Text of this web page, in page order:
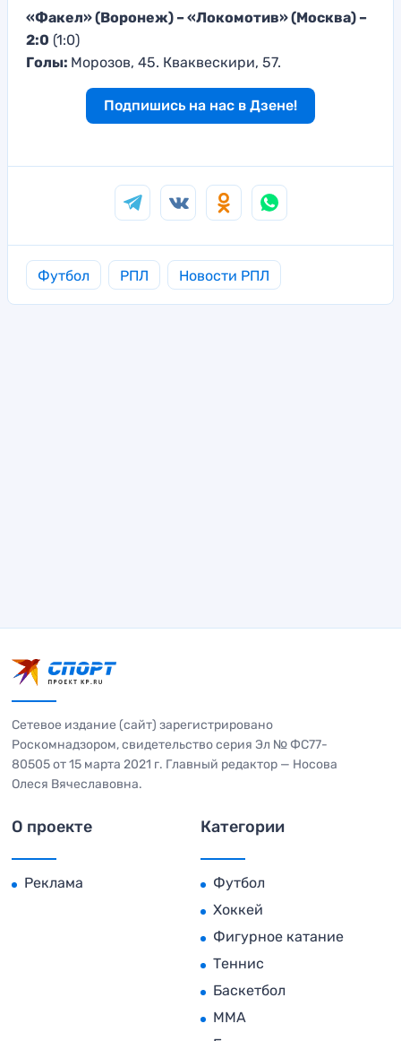
«Факел» (Воронеж) – «Локомотив» (Москва) –
2:0 (1:0)
Голы: Морозов, 45. Кваквескири, 57.
Подпишись на нас в Дзене!
Футбол РПЛ Новости РПЛ
Сетевое издание (сайт) зарегистрировано
Роскомнадзором, свидетельство серия Эл № ФС77-
80505 от 15 марта 2021 г. Главный редактор — Носова
Олеся Вячеславовна.
О проекте
Реклама
Категории
Футбол
Хоккей
Фигурное катание
Теннис
Баскетбол
MMA